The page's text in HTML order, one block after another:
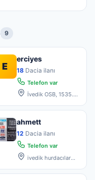
9
E
erciyes
18 Dacia ilanı
Telefon var
İvedik OSB, 1535.
Yenimaha
ahmett
12 Dacia ilanı
Telefon var
ivedik hurdacılar